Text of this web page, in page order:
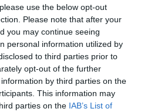
use the below opt-out
Please note that after your
you may continue seeing
personal information utilized by
to third parties prior to
opt-out of the further
by third parties on the
This information may
parties on the IAB’s List of
στο
Τρίπολης, 82χρονος
Τριφυλίας
χθες το...